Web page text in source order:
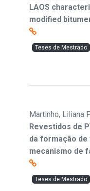
LAOS
modified
Teses de Mestrado
Martinho, Liliana
Revestidos de
da formação
mecanismo de
Teses de Mestrado